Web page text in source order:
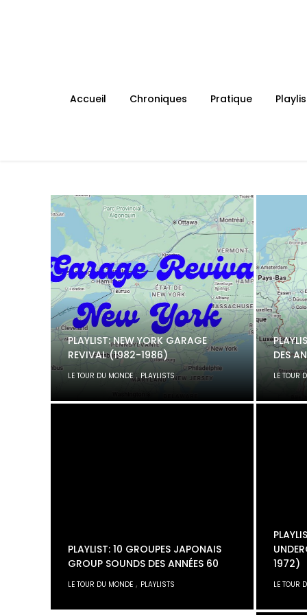
Accueil Chroniques Pratique
PLAYLIST: NEW YORK GARAGE
REVIVAL (1982-1986)
LE TOUR DU MONDE,PLAYLISTS
DES
LE TOUR
PLAYLIST: 10 GROUPES JAPONAIS
GROUP SOUNDS DES ANNÉES 60
LE TOUR DU MONDE , PLAYLISTS
1972)
LE TOUR